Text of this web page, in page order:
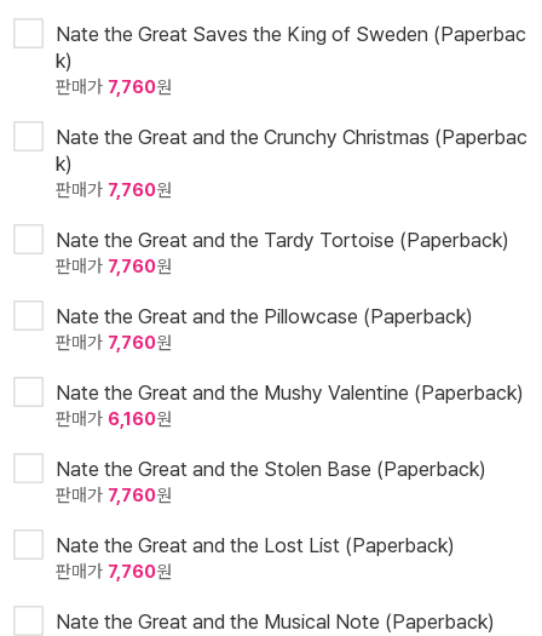
Nate the Great Saves the King of Sweden (Paperbac
k)
판매가 7,760원
Nate the Great and the Crunchy Christmas (Paperbac
k)
판매가 7,760원
Nate the Great and the Tardy Tortoise (Paperback)
판매가 7,760원
Nate the Great and the Pillowcase (Paperback)
판매가 7,760원
Nate the Great and the Mushy Valentine (Paperback)
판매가 6,160원
Nate the Great and the Stolen Base (Paperback)
판매가 7,760원
Nate the Great and the Lost List (Paperback)
판매가 7,760원
Nate the Great and the Musical Note (Paperback)